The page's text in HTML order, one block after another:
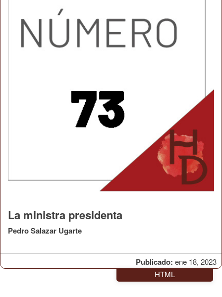
Publicado: ene 18, 2023
La ministra presidenta
Pedro Salazar Ugarte
HTML